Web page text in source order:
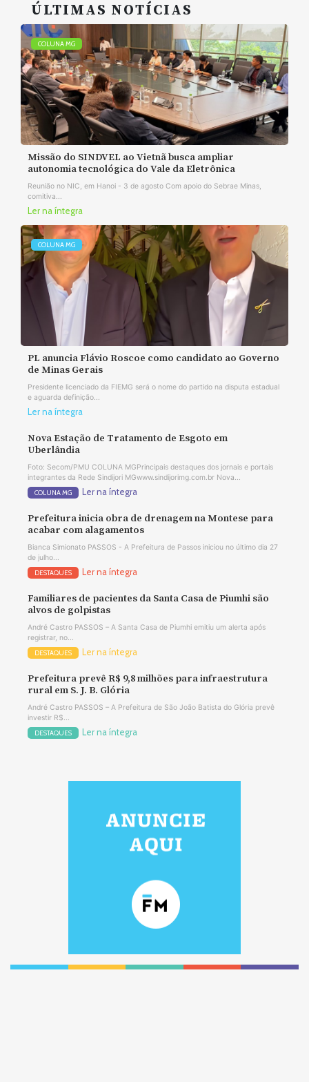
ÚLTIMAS NOTÍCIAS
COLUNA MG
Missão do SINDVEL ao Vietnã busca ampliar
autonomia tecnológica do Vale da Eletrônica
Reunião no NIC, em Hanoi - 3 de agosto Com apoio do Sebrae Minas,
comitiva...
Ler na íntegra
COLUNA MG
PL anuncia Flávio Roscoe como candidato ao Governo
de Minas Gerais
Presidente licenciado da FIEMG será o nome do partido na disputa estadual
e aguarda definição...
Ler na íntegra
Nova Estação de Tratamento de Esgoto em
Uberlândia
Foto: Secom/PMU COLUNA MGPrincipais destaques dos jornais e portais
integrantes da Rede Sindijori MGwww.sindijorimg.com.br Nova...
COLUNA MG Ler na íntegra
Prefeitura inicia obra de drenagem na Montese para
acabar com alagamentos
Bianca Simionato PASSOS - A Prefeitura de Passos iniciou no último dia 27
de julho...
DESTAQUES Ler na íntegra
Familiares de pacientes da Santa Casa de Piumhi são
alvos de golpistas
André Castro PASSOS – A Santa Casa de Piumhi emitiu um alerta após
registrar, no...
DESTAQUES Ler na íntegra
Prefeitura prevê R$ 9,8 milhões para infraestrutura
rural em S. J. B. Glória
André Castro PASSOS – A Prefeitura de São João Batista do Glória prevê
investir R$...
DESTAQUES Ler na íntegra